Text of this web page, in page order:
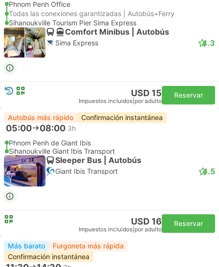
Phnom Penh Office
Todas las conexiones garantizadas | Autobús+Ferry
Sihanoukville Tourism Pier Sima Express
Comfort Minibus | Autobús
Sima Express 4.3
USD 15
Impuestos incluidos por adulto
Reservar
Autobús más rápido Confirmación instantánea
05:00 08:00 3h
Phnom Penh de Giant Ibis
Sihanoukville Giant Ibis Transport
Sleeper Bus | Autobús
Giant Ibis Transport 4.5
USD 16
Impuestos incluidos por adulto
Reservar
Más barato
Furgoneta más rápida
Confirmación instantánea